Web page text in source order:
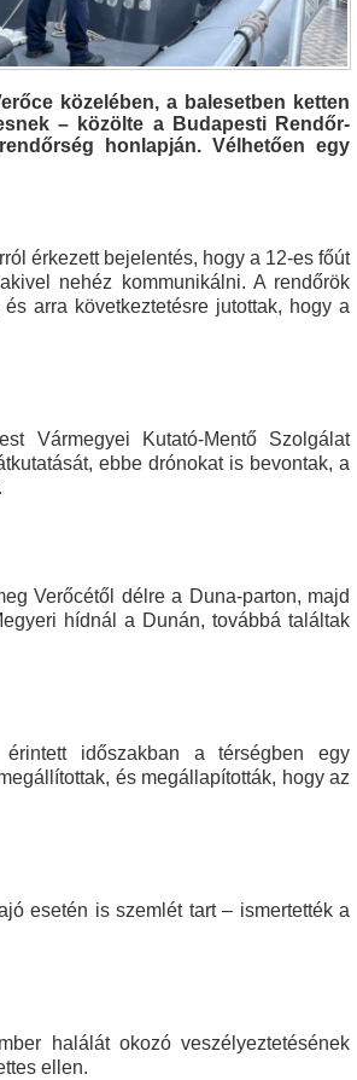
közelében, a balesetben ketten
– közölte a Budapesti Rendőr-
honlapján. Vélhetően egy
érkezett bejelentés, hogy a 12-es főút
nehéz kommunikálni. A rendőrök
arra következtetésre jutottak, hogy a
Vármegyei Kutató-Mentő Szolgálat
ebbe drónokat is bevontak, a
Verőcétől délre a Duna-parton, majd
hídnál a Dunán, továbbá találtak
időszakban a térségben egy
és megállapították, hogy az
esetén is szemlét tart – ismertették a
halálát okozó veszélyeztetésének
ellen.